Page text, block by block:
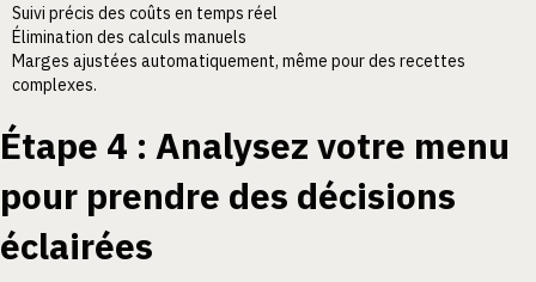
Suivi précis des coûts en temps réel
Élimination des calculs manuels
Marges ajustées automatiquement, même pour des recettes
complexes.
Étape 4 : Analysez votre menu
pour prendre des décisions
éclairées